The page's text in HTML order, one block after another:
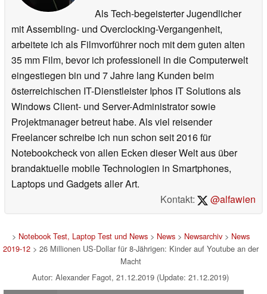
Als Tech-begeisterter Jugendlicher
mit Assembling- und Overclocking-Vergangenheit,
arbeitete ich als Filmvorführer noch mit dem guten alten
35 mm Film, bevor ich professionell in die Computerwelt
eingestiegen bin und 7 Jahre lang Kunden beim
österreichischen IT-Dienstleister Iphos IT Solutions als
Windows Client- und Server-Administrator sowie
Projektmanager betreut habe. Als viel reisender
Freelancer schreibe ich nun schon seit 2016 für
Notebookcheck von allen Ecken dieser Welt aus über
brandaktuelle mobile Technologien in Smartphones,
Laptops und Gadgets aller Art.
Kontakt:
@alfawien
> Notebook Test, Laptop Test und News> News> Newsarchiv> News
2019-12> 26 Millionen US-Dollar für 8-Jährigen: Kinder auf Youtube an der
Macht
Autor: Alexander Fagot, 21.12.2019 (Update: 21.12.2019)